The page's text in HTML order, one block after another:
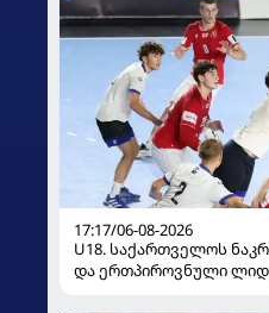
17:17/06-08-2026
U18. საქართველოს
და ერთპიროვნული